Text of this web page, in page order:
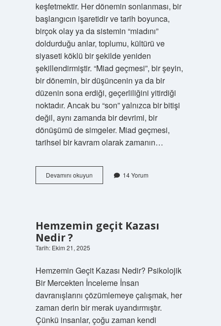
keşfetmektir. Her dönemin sonlanması, bir
başlangıcın işaretidir ve tarih boyunca,
birçok olay ya da sistemin “miadını”
doldurduğu anlar, toplumu, kültürü ve
siyaseti köklü bir şekilde yeniden
şekillendirmiştir. “Miad geçmesi”, bir şeyin,
bir dönemin, bir düşüncenin ya da bir
düzenin sona erdiği, geçerliliğini yitirdiği
noktadır. Ancak bu “son” yalnızca bir bitişi
değil, aynı zamanda bir devrimi, bir
dönüşümü de simgeler. Miad geçmesi,
tarihsel bir kavram olarak zamanın…
Devamını okuyunMiad
geçmesi
14 Yorum
Hemzemin geçit Kazası
Nedir ?
Tarih: Ekim 21, 2025
Hemzemin Geçit Kazası Nedir? Psikolojik
Bir Mercekten İnceleme İnsan
davranışlarını çözümlemeye çalışmak, her
zaman derin bir merak uyandırmıştır.
Çünkü insanlar, çoğu zaman kendi